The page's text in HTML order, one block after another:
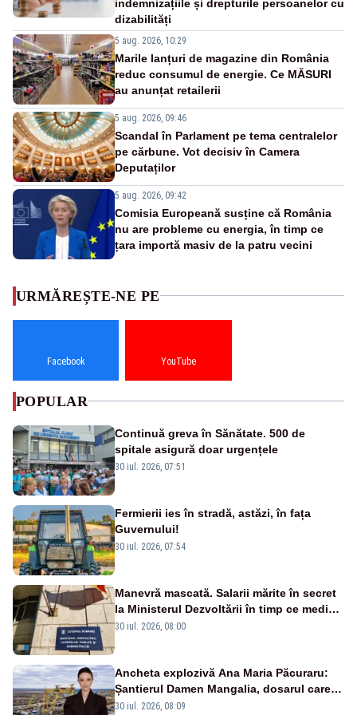
indemnizațiile și drepturile persoanelor cu
dizabilități
5 aug. 2026, 10:29
Marile lanțuri de magazine din România
reduc consumul de energie. Ce MĂSURI
au anunțat retailerii
5 aug. 2026, 09:46
Scandal în Parlament pe tema centralelor
pe cărbune. Vot decisiv în Camera
Deputaților
5 aug. 2026, 09:42
Comisia Europeană susține că România
nu are probleme cu energia, în timp ce
țara importă masiv de la patru vecini
URMĂREȘTE-NE PE
Facebook YouTube
POPULAR
Continuă greva în Sănătate. 500 de
spitale asigură doar urgențele
30 iul. 2026, 07:51
Fermierii ies în stradă, astăzi, în fața
Guvernului!
30 iul. 2026, 07:54
Manevră mascată. Salarii mărite în secret
la Ministerul Dezvoltării în timp ce medicii
ies în stradă
30 iul. 2026, 08:00
Ancheta explozivă Ana Maria Păcuraru:
Șantierul Damen Mangalia, dosarul care
scufundă apărarea României
30 iul. 2026, 08:09